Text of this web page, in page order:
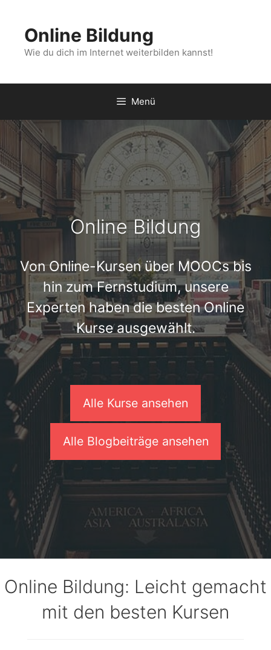
springenOnline Bildung
Wie du dich im Internet weiterbilden kannst!
Menü
Online Bildung
Von Online-Kursen über MOOCs bis
hin zum Fernstudium, unsere
Experten haben die besten Online
Kurse ausgewählt.
Alle Kurse ansehen
Alle Blogbeiträge ansehen
Online Bildung: Leicht gemacht
mit den besten Kursen